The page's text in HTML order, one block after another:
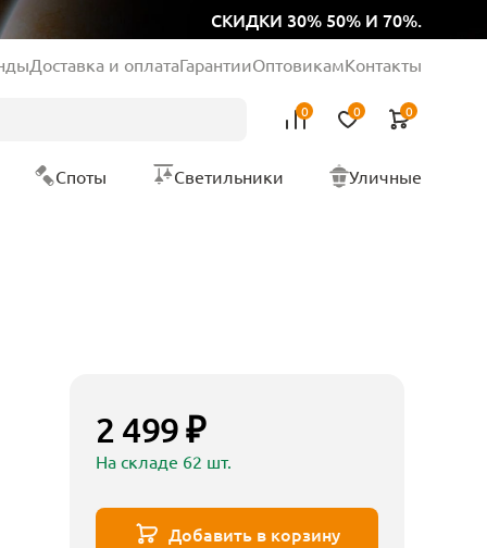
СКИДКИ 30% 50% И 70%.
Доставка и оплатаГарантииОптовикамКонтакты
0 0 0
Споты Светильники Уличные
2 499 ₽
На складе 62 шт.
Добавить в корзину